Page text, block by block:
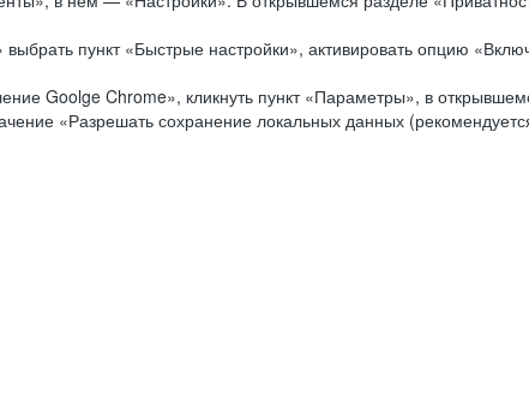
пункт «Быстрые настройки», активировать опцию
Goolge Chrome», кликнуть пункт «Параметры», в
«Разрешать сохранение локальных данных